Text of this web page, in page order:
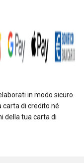
in modo sicuro.
di credito né
della tua carta di